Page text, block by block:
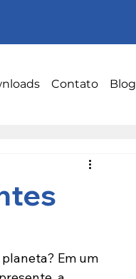
Contato Blog
Em um